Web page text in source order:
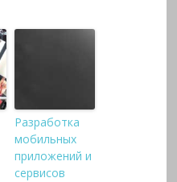
Разработка
мобильных
приложений и
сервисов